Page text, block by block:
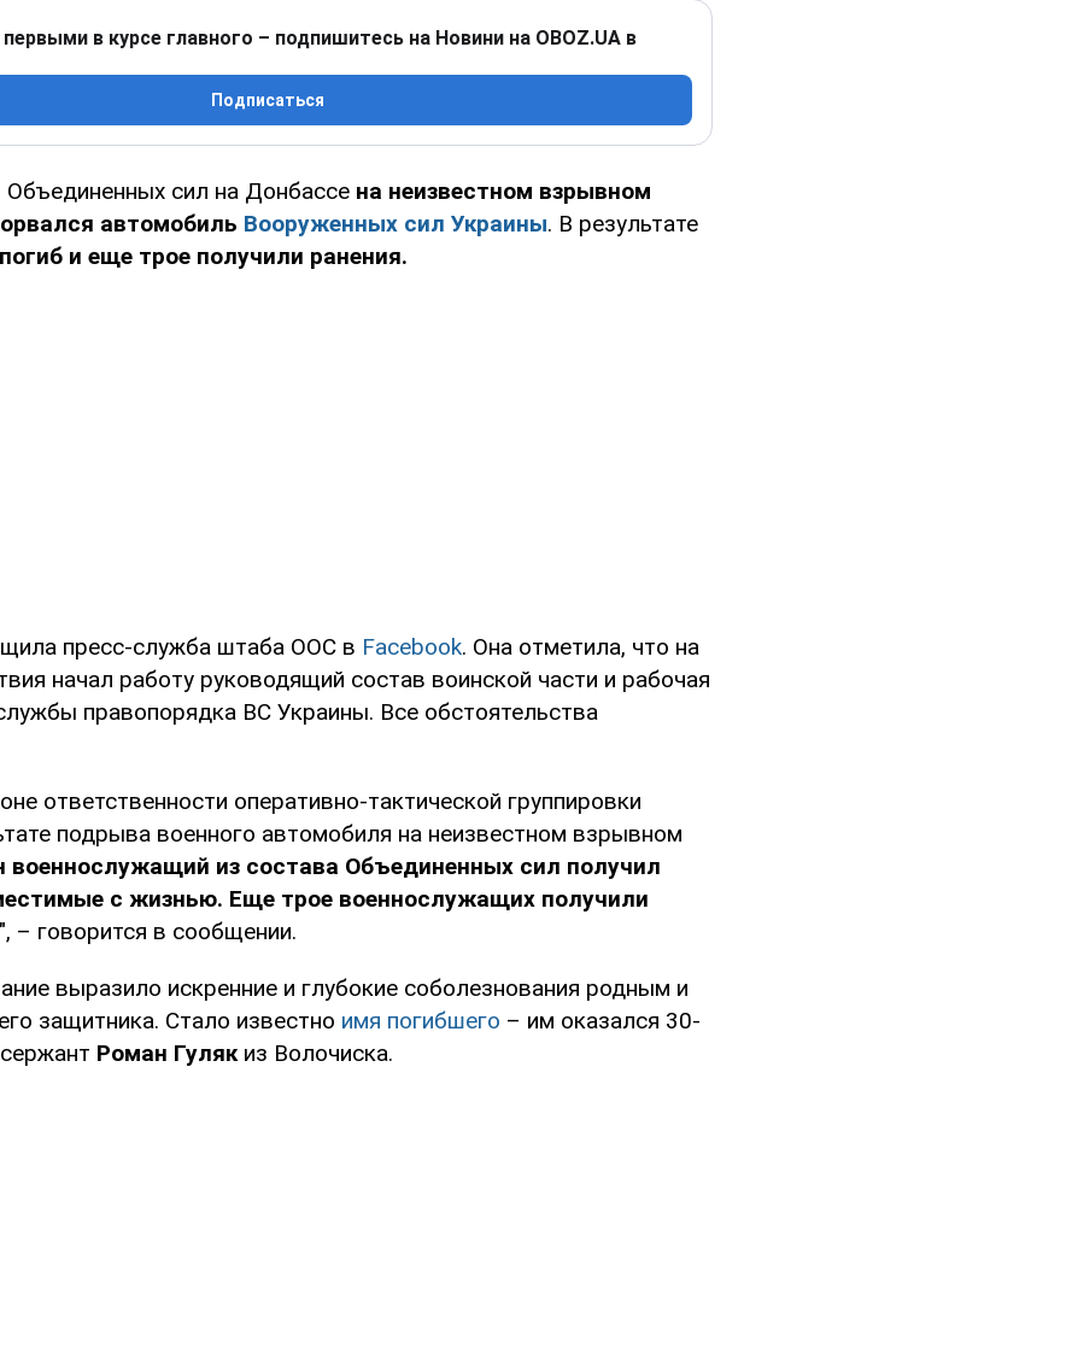
в курсе главного – подпишитесь на Новини на OBOZ.UA в
Подписаться
Объединенных сил на Донбассе на неизвестном взрывном
автомобиль Вооруженных сил Украины. В результате
и еще трое получили ранения.
пресс-служба штаба ООС в Facebook. Она отметила, что на
начал работу руководящий состав воинской части и рабочая
правопорядка ВС Украины. Все обстоятельства
ответственности оперативно-тактической группировки
подрыва военного автомобиля на неизвестном взрывном
военнослужащий из состава Объединенных сил получил
с жизнью. Еще трое военнослужащих получили
", – говорится в сообщении.
выразило искренние и глубокие соболезнования родным и
защитника. Стало известно имя погибшего – им оказался 30-
Роман Гулякиз Волочиска.